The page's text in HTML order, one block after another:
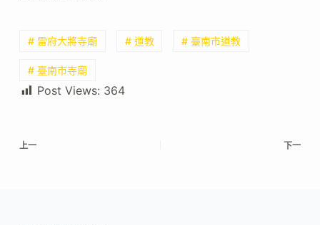
# 雷府大將寺廟 # 道教 # 臺南市道教
# 臺南市寺廟
Post Views: 364
上一 下一